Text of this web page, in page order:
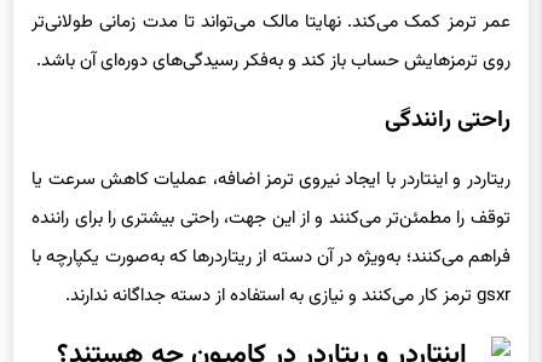
عمر ترمز کمک می‌کند. نهایتا مالک می‌تواند تا مدت زمانی طولانی‌تر
روی ترمزهایش حساب باز کند و به‌فکر رسیدگی‌های دوره‌ای آن باشد.
راحتی رانندگی
ریتاردر و اینتاردر با ایجاد نیروی ترمز اضافه، عملیات کاهش سرعت یا
توقف را مطمئن‌تر می‌کنند و از این جهت، راحتی بیشتری را برای راننده
فراهم می‌کنند؛ به‌ویژه در آن دسته از ریتاردرها که به‌صورت یکپارچه با
gsxr ترمز کار می‌کنند و نیازی به استفاده از دسته جداگانه ندارند.